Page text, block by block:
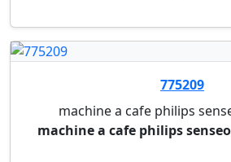
meuble pause-